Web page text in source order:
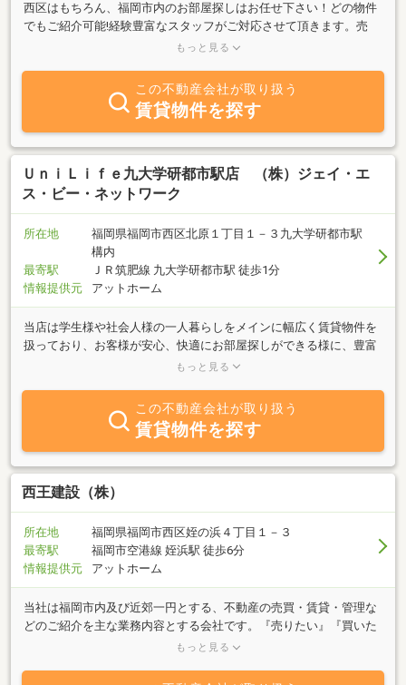
西区はもちろん、福岡市内のお部屋探しはお任せ下さい！どの物件
でもご紹介可能!経験豊富なスタッフがご対応させて頂きます。売
買・賃貸・管理に関する不動産の事なら何でもお気軽にご連絡下さ
や、投資用物件、事業用物件の売買をお手伝いしています。ご希望
エリアの相場や、条件の整理方法などについてもアドバイスいたし
ます。 不動産賃貸仲介：賃貸のマンションやアパートなど、お部屋
探しのお手伝いをしています。オーナー様をはじめ商店や企業にも
積極的に訪問し、 地域の不動産ニーズに対し常に高いアンテナを張
り巡らせています。
もっと見る
この不動産会社が取り扱う
賃貸物件を探す
ＵｎｉＬｉｆｅ九大学研都市駅店 （株）ジェイ・エ
ス・ビー・ネットワーク
所在地
福岡県福岡市西区北原１丁目１－３九大学研都市駅
構内
最寄駅
ＪＲ筑肥線 九大学研都市駅 徒歩1分
情報提供元
アットホーム
当店は学生様や社会人様の一人暮らしをメインに幅広く賃貸物件を
扱っており、お客様が安心、快適にお部屋探しができる様に、豊富
な情報力で誠意ある対応を心がけております。Ｅメールでの対応も
もっと見る
この不動産会社が取り扱う
賃貸物件を探す
西王建設（株）
所在地
福岡県福岡市西区姪の浜４丁目１－３
最寄駅
福岡市空港線 姪浜駅 徒歩6分
情報提供元
アットホーム
当社は福岡市内及び近郊一円とする、不動産の売買・賃貸・管理な
どのご紹介を主な業務内容とする会社です。『売りたい』『買いた
い』『借りたい』ご希望の方、不動産に関する質問は何でもお気軽
もっと見る